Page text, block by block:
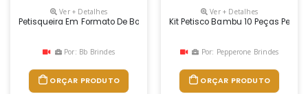
Ver + Detalhes
Petisqueira Em Formato De Bola De Futebol. Feita Em Plástico Atóxico
Por: Bb Brindes
ORÇAR PRODUTO
Ver + Detalhes
Kit Petisco Bambu 10 Peças
Por: Pepperone Brindes
ORÇAR PRODUTO